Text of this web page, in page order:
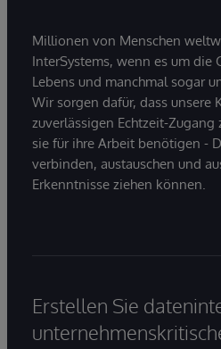
Millionen von Menschen
InterSystems, wenn es um die
Lebens und manchmal sogar
Wir sorgen dafür, dass unsere
zuverlässigen Echtzeit-
sie für ihre Arbeit benötigen -
verbinden, austauschen und
Erkenntnisse ziehen können.
Erstellen Sie